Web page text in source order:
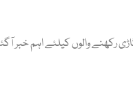
رکھنے والوں کیلئے اہم خبر